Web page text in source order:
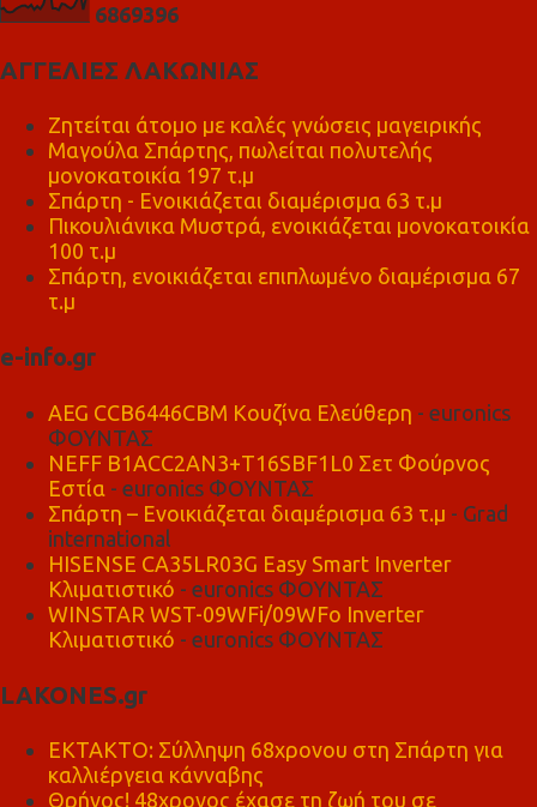
6869396
ΑΓΓΕΛΙΕΣ ΛΑΚΩΝΙΑΣ
Ζητείται άτομο με καλές γνώσεις μαγειρικής
Μαγούλα Σπάρτης, πωλείται πολυτελής
μονοκατοικία 197 τ.μ
Σπάρτη - Ενοικιάζεται διαμέρισμα 63 τ.μ
Πικουλιάνικα Μυστρά, ενοικιάζεται μονοκατοικία
100 τ.μ
Σπάρτη, ενοικιάζεται επιπλωμένο διαμέρισμα 67
τ.μ
e-info.gr
AEG CCB6446CBM Κουζίνα Ελεύθερη - euronics
ΦΟΥΝΤΑΣ
NEFF B1ACC2AN3+T16SBF1L0 Σετ Φούρνος
Εστία - euronics ΦΟΥΝΤΑΣ
Σπάρτη – Ενοικιάζεται διαμέρισμα 63 τ.μ - Grad
international
HISENSE CA35LR03G Easy Smart Inverter
Κλιματιστικό - euronics ΦΟΥΝΤΑΣ
WINSTAR WST-09WFi/09WFo Inverter
Κλιματιστικό - euronics ΦΟΥΝΤΑΣ
LAKONES.gr
ΕΚΤΑΚΤΟ: Σύλληψη 68χρονου στη Σπάρτη για
καλλιέργεια κάνναβης
Θρήνος! 48χρονος έχασε τη ζωή του σε